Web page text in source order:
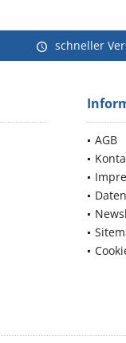
schneller
AGB